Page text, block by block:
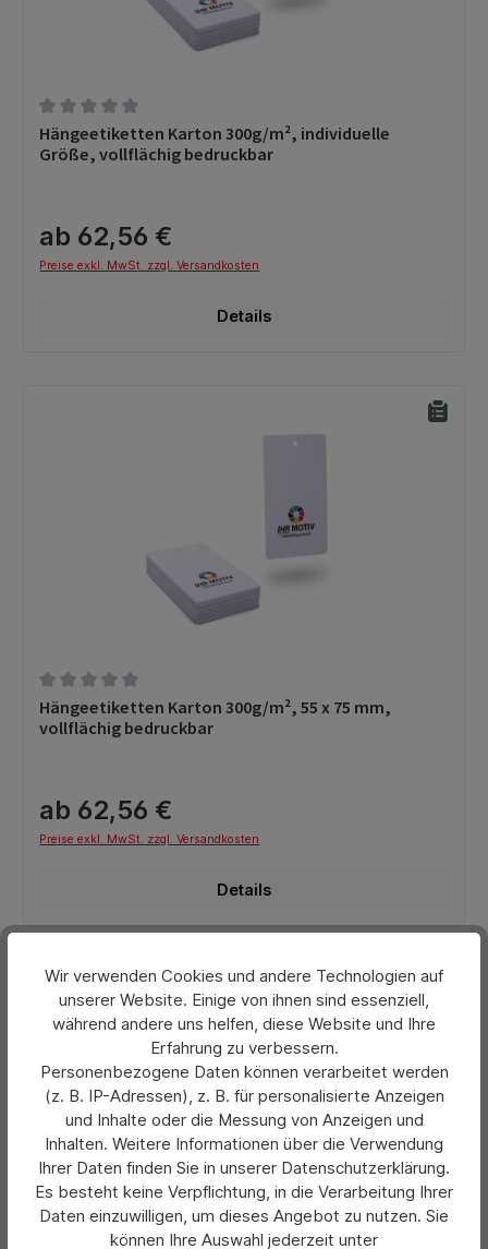
Durchschnittliche Bewertung von 0 von 5 Sternen
Hängeetiketten Karton 300g/m², individuelle
Größe, vollflächig bedruckbar
ab 62,56 €
Preise exkl. MwSt. zzgl. Versandkosten
Details
Durchschnittliche Bewertung von 0 von 5 Sternen
Hängeetiketten Karton 300g/m², 55 x 75 mm,
vollflächig bedruckbar
ab 62,56 €
Preise exkl. MwSt. zzgl. Versandkosten
Details
Wir verwenden Cookies und andere Technologien auf
unserer Website. Einige von ihnen sind essenziell,
während andere uns helfen, diese Website und Ihre
Erfahrung zu verbessern.
Personenbezogene Daten können verarbeitet werden
(z. B. IP-Adressen), z. B. für personalisierte Anzeigen
und Inhalte oder die Messung von Anzeigen und
Inhalten. Weitere Informationen über die Verwendung
Ihrer Daten finden Sie in unserer Datenschutzerklärung.
Es besteht keine Verpflichtung, in die Verarbeitung Ihrer
Daten einzuwilligen, um dieses Angebot zu nutzen. Sie
können Ihre Auswahl jederzeit unter